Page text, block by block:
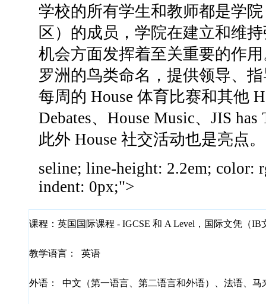
学校的所有学生和教师都是学
区）的成员，学院在建立和维
机会方面发挥着至关重要的作
罗洲的鸟类命名，提供领导、
每周的 House 体育比赛和其他
Debates、House Music、 JIS has
此外 House 社交活动也是亮点。
seline; line-height: 2.2em; color:
indent: 0px;">
课程： 英国国际课程 - IGCSE 和 A Level，国际文凭（IB
教学语言： 英语
外语： 中文（第一语言、第二语言和外语）、法语、